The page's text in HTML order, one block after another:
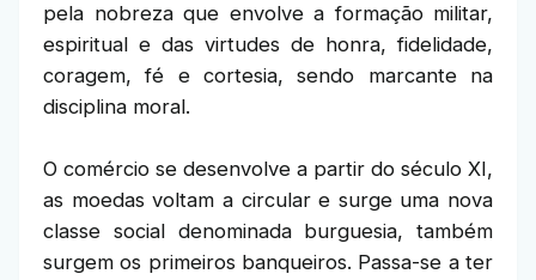
pela nobreza que envolve a formação militar,
espiritual e das virtudes de honra, fidelidade,
coragem, fé e cortesia, sendo marcante na
disciplina moral.
O comércio se desenvolve a partir do século XI,
as moedas voltam a circular e surge uma nova
classe social denominada burguesia, também
surgem os primeiros banqueiros. Passa-se a ter